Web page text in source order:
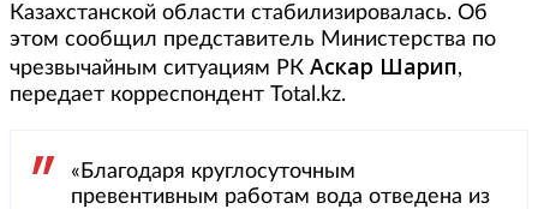
Казахстанской области стабилизировалась. Об
этом сообщил представитель Министерства по
чрезвычайным ситуациям РК Аскар Шарип,
передает корреспондент Total.kz.
«Благодаря круглосуточным
превентивным работам вода отведена из